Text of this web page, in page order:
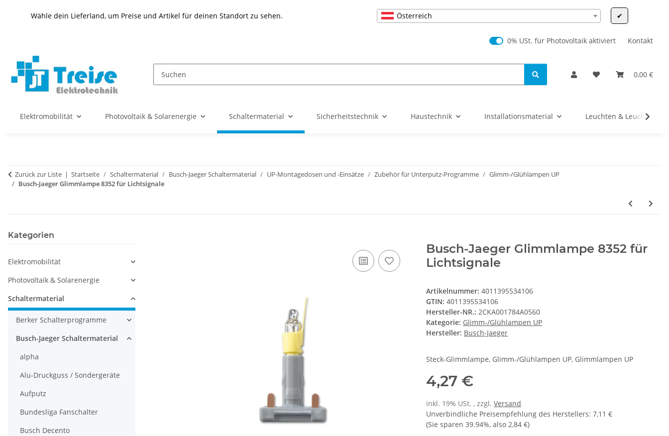
Wähle dein Lieferland, um Preise und Artikel für deinen Standort zu sehen. Österreich ✔
0% USt. für Photovoltaik (§ 12 Abs. 3 UStG)
0% USt. für Photovoltaik aktiviert Kontakt
0,00 €
Elektromobilität Photovoltaik & Solarenergie Schaltermaterial Sicherheitstechnik Haustechnik Installationsmaterial Leuchten & Leuchtmittel
Zurück zur Liste Startseite Schaltermaterial Busch-Jaeger Schaltermaterial UP-Montagedosen und -Einsätze Zubehör für Unterputz-Programme
Glimm-/Glühlampen UP
Busch-Jaeger Glimmlampe 8352 für Lichtsignale
Busch-Jaeger Glimmlampe 8352 für
Lichtsignale
Artikelnummer: 4011395534106
GTIN: 4011395534106
Hersteller-NR.: 2CKA001784A0560
Kategorie: Glimm-/Glühlampen UP
Hersteller: Busch-Jaeger
Steck-Glimmlampe, Glimm-/Glühlampen UP, Glimmlampen UP
4,27 €
inkl. 19% USt. , zzgl. Versand
Unverbindliche Preisempfehlung des Herstellers: 7,11 €
(Sie sparen 39.94%, also 2,84 €)
Kategorien
Elektromobilität
Photovoltaik & Solarenergie
Schaltermaterial
Berker Schalterprogramme
Busch-Jaeger Schaltermaterial
alpha
Alu-Druckguss / Sondergeräte
Aufputz
Bundesliga Fanschalter
Busch Decento